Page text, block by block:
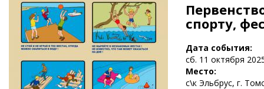
спорту,
Дата события:
сб. 11 октября
Место:
с\к Эльбрус, г.